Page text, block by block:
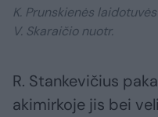
K. Prunskienės laidotuvės
V. Skaraičio nuotr.
R. Stankevičius
akimirkoje jis bei